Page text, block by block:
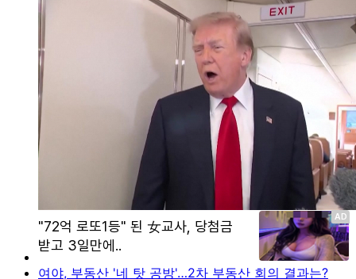
여야, 부동산 '네 탓 공방'…2차 부동산 회의 결과는?